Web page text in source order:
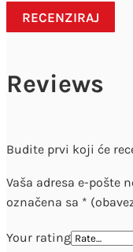
RECENZIRAJ
Reviews
Budite prvi koji će
Vaša adresa e-pošte
označena sa *
Your rating